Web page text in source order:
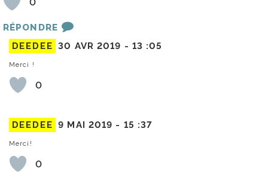
RÉPONDRE
DEEDEE 30 AVR 2019 - 13 :05
Merci !
0
DEEDEE 9 MAI 2019 - 15 :37
Merci!
0